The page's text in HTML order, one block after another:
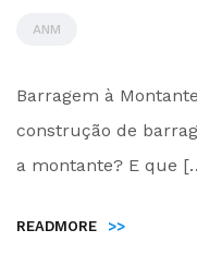
ANM
by
Barragem à
construção de
a montante? E que
READMORE >>